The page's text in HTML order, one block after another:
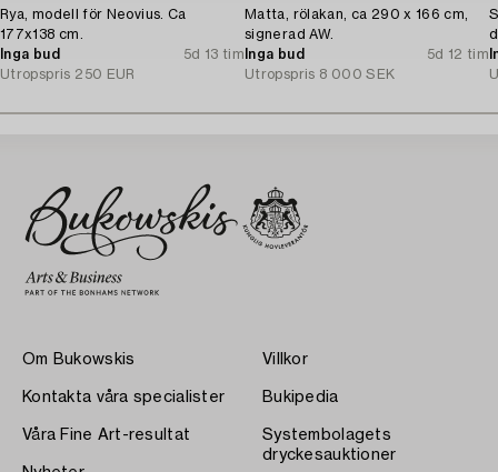
Rya, modell för Neovius. Ca
177x138 cm.
Inga bud
5d 13 tim
Utropspris 250 EUR
Matta, rölakan, ca 290 x 166 cm,
signerad AW.
Inga bud
5d 12 tim
Utropspris 8 000 SEK
Om Bukowskis
Kontakta våra specialister
Våra Fine Art-resultat
Villkor
Bukipedia
Systembolagets
dryckesauktioner